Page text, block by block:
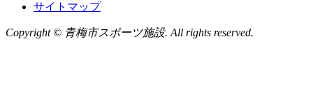
サイトマップ
Copyright © 青梅市スポーツ施設. All rights reserved.